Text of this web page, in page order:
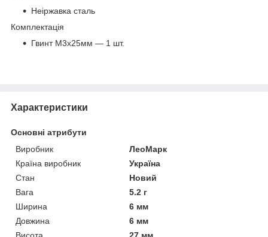
Неіржавка сталь
Комплектація
Гвинт M3x25мм — 1 шт.
Характеристики
Основні атрибути
Виробник
ЛеоМарк
Країна виробник
Україна
Стан
Новий
Вага
5.2 г
Ширина
6 мм
Довжина
6 мм
Висота
27 мм